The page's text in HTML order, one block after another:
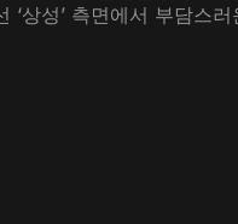
상성’ 측면에서 부담스